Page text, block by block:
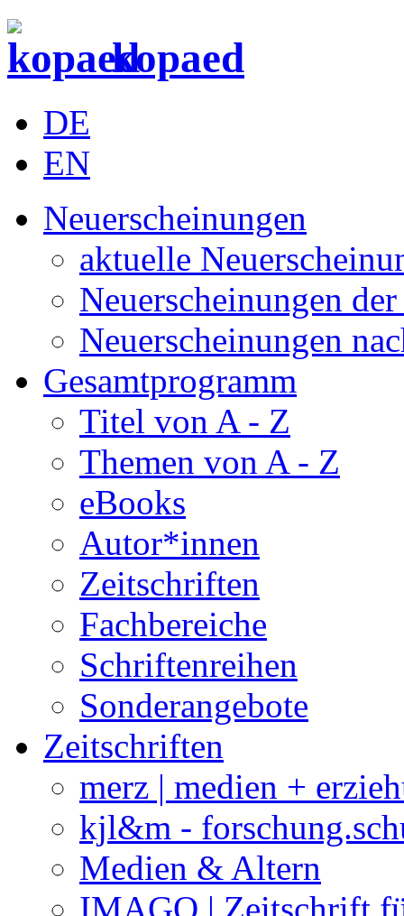
kopaed
DE
EN
Neuerscheinungen
aktuelle
Neuerscheinungen
Neuerscheinungen
Gesamtprogramm
Titel von A - Z
Themen von A - Z
eBooks
Autor*innen
Zeitschriften
Fachbereiche
Schriftenreihen
Sonderangebote
Zeitschriften
merz | medien +
kjl&m -
Medien & Altern
IMAGO | Zeitschrift